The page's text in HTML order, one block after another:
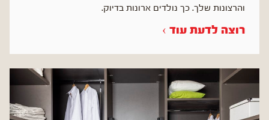
והרצונות שלך. כך נולדים ארונות בדיוק.
רוצה לדעת עוד ›